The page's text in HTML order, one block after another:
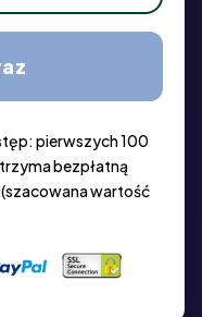
pierwszych 100
bezpłatną
wartość